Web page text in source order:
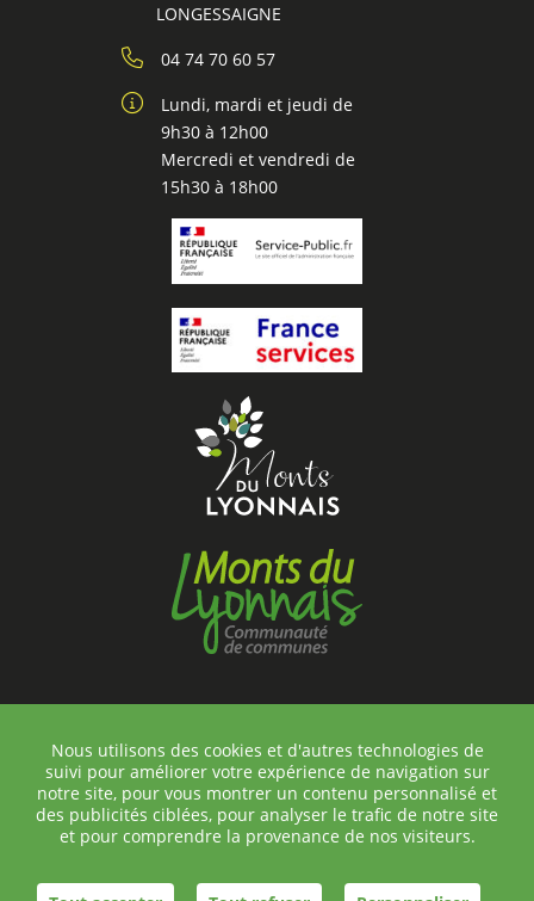
LONGESSAIGNE
04 74 70 60 57
Lundi, mardi et jeudi de
9h30 à 12h00
Mercredi et vendredi de
15h30 à 18h00
©Chambost-Longessaigne
Contact
Plan du site
Nous utilisons des cookies et d'autres technologies de
suivi pour améliorer votre expérience de navigation sur
notre site, pour vous montrer un contenu personnalisé et
des publicités ciblées, pour analyser le trafic de notre site
et pour comprendre la provenance de nos visiteurs.